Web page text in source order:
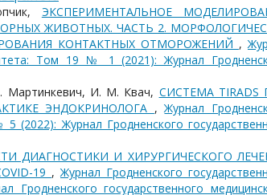
ЭКСПЕРИМЕНТАЛЬНОЕ
ЖИВОТНЫХ. ЧАСТЬ 2.
КОНТАКТНЫХ ОТМОРОЖЕНИЙ ,
Том 19 № 1 (2021): Журнал
Мартинкевич, И. М. Квач, СИСТЕМА TIRADS
ЭНДОКРИНОЛОГА ,Журнал
(2022): Журнал Гродненского
ДИАГНОСТИКИ И ХИРУРГИЧЕСКОГО
19 ,Журнал Гродненского
государственного